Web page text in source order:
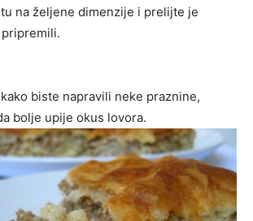
na željene dimenzije i prelijte je
biste napravili neke praznine,
bolje upije okus lovora.